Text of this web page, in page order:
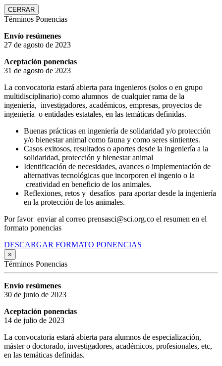
CERRAR
Términos Ponencias
Envío resúmenes
27 de agosto de 2023
Aceptación ponencias
31 de agosto de 2023
La convocatoria estará abierta para ingenieros (solos o en grupo
multidisciplinario) como alumnos de cualquier rama de la
ingeniería, investigadores, académicos, empresas, proyectos de
ingeniería o entidades estatales, en las temáticas definidas.
Buenas prácticas en ingeniería de solidaridad y/o protección
y/o bienestar animal como fauna y como seres sintientes.
Casos exitosos, resultados o aportes desde la ingeniería a la
solidaridad, protección y bienestar animal
Identificación de necesidades, avances o implementación de
alternativas tecnológicas que incorporen el ingenio o la
creatividad en beneficio de los animales.
Reflexiones, retos y desafíos para aportar desde la ingeniería
en la protección de los animales.
Por favor enviar al correo prensasci@sci.org.co el resumen en el
formato ponencias
DESCARGAR FORMATO PONENCIAS
×
Términos Ponencias
Envío resúmenes
30 de junio de 2023
Aceptación ponencias
14 de julio de 2023
La convocatoria estará abierta para alumnos de especialización,
máster o doctorado, investigadores, académicos, profesionales, etc,
en las temáticas definidas.